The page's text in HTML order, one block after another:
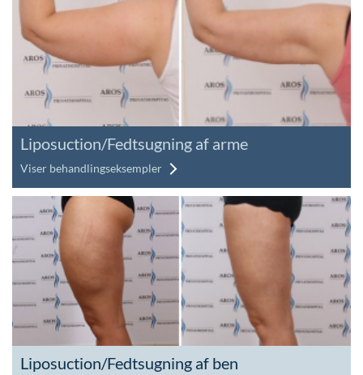
Liposuction/Fedtsugning af arme
Viser behandlingseksempler
Liposuction/Fedtsugning af ben